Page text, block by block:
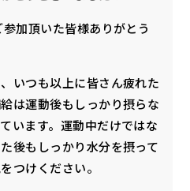
加頂いた皆様ありがとう
いつも以上に皆さん疲れた
は運動後もしっかり摂らな
います。運動中だけではな
後もしっかり水分を摂って
つけください。